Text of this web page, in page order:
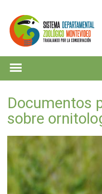
Documentos
sobre